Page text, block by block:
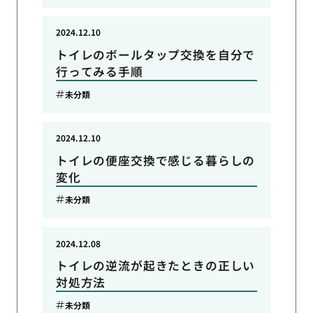
トイレのボールタップ交換を自分で
行ってみる手順
2024.12.10
未分類
トイレの便座交換で感じる暮らしの
変化
2024.12.10
未分類
トイレの逆流が起きたときの正しい
対処方法
2024.12.08
未分類